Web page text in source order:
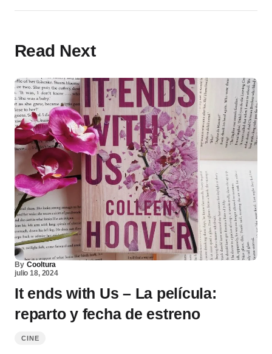
Read Next
By Cooltura
julio 18, 2024
It ends with Us – La película:
reparto y fecha de estreno
CINE